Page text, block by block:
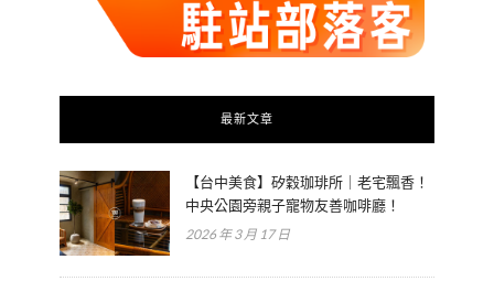
最新文章
【台中美食】矽穀珈琲所｜老宅飄香！
中央公園旁親子寵物友善咖啡廳！
2026 年 3 月 17 日